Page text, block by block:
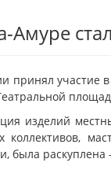
Амуре
принял участие
изделий
коллективов,
была раскуплена